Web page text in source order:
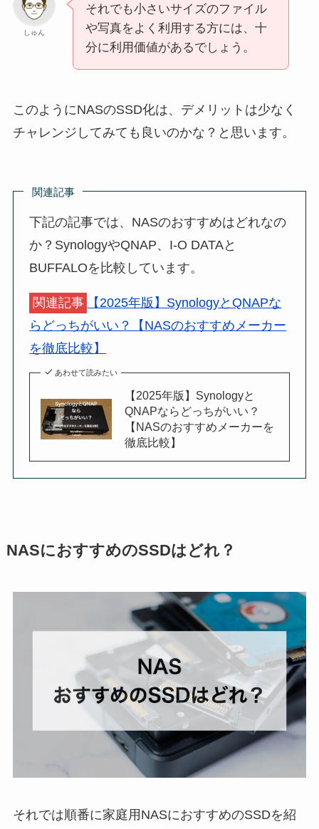
しゅん
それでも小さいサイズのファイル
や写真をよく利用する方には、十
分に利用価値があるでしょう。
このようにNASのSSD化は、デメリットは少なく
チャレンジしてみても良いのかな？と思います。
関連記事
下記の記事では、NASのおすすめはどれなの
か？SynologyやQNAP、I-O DATAと
BUFFALOを比較しています。
関連記事
【2025年版】SynologyとQNAPな
らどっちがいい？【NASのおすすめメーカー
を徹底比較】
あわせて読みたい
【2025年版】Synologyと
QNAPならどっちがいい？
【NASのおすすめメーカーを
徹底比較】
NASにおすすめのSSDはどれ？
それでは順番に家庭用NASにおすすめのSSDを紹